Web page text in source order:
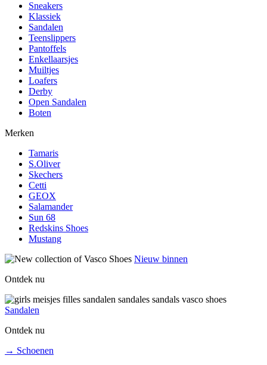
Sneakers
Klassiek
Sandalen
Teenslippers
Pantoffels
Enkellaarsjes
Muiltjes
Loafers
Derby
Open Sandalen
Boten
Merken
Tamaris
S.Oliver
Skechers
Cetti
GEOX
Salamander
Sun 68
Redskins Shoes
Mustang
Nieuw binnen
Ontdek nu
Sandalen
Ontdek nu
→ Schoenen